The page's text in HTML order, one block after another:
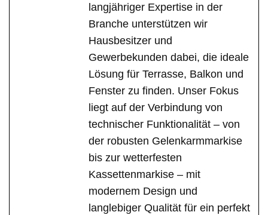
langjähriger Expertise in der
Branche unterstützen wir
Hausbesitzer und
Gewerbekunden dabei, die ideale
Lösung für Terrasse, Balkon und
Fenster zu finden. Unser Fokus
liegt auf der Verbindung von
technischer Funktionalität – von
der robusten Gelenkarmmarkise
bis zur wetterfesten
Kassettenmarkise – mit
modernem Design und
langlebiger Qualität für ein perfekt